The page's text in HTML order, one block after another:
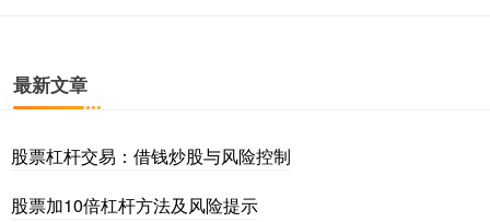
最新文章
股票杠杆交易：借钱炒股与风险控制
股票加10倍杠杆方法及风险提示